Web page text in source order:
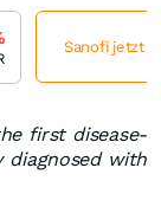
first disease-
with
Sanofi jetzt